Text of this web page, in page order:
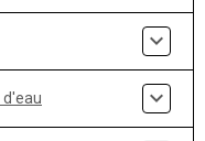
d'eau